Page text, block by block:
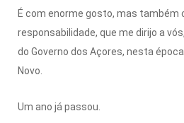
É com enorme gosto, mas também
responsabilidade, que me dirijo a
do Governo dos Açores, nesta
Novo.
Um ano já passou.